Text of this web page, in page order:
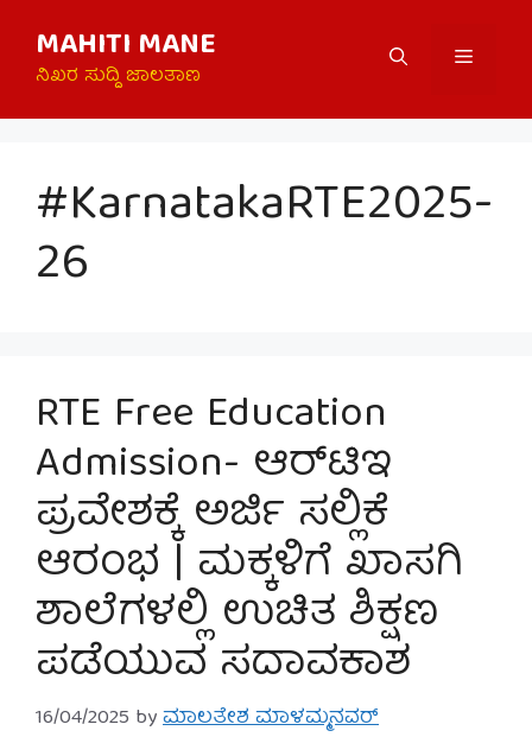
content
MAHITI MANE
ನಿಖರ ಸುದ್ದಿ ಜಾಲತಾಣ
Menu
#KarnatakaRTE2025-
26
RTE Free Education
Admission- ಆರ್‌ಟಿಇ
ಪ್ರವೇಶಕ್ಕೆ ಅರ್ಜಿ ಸಲ್ಲಿಕೆ
ಆರಂಭ | ಮಕ್ಕಳಿಗೆ ಖಾಸಗಿ
ಶಾಲೆಗಳಲ್ಲಿ ಉಚಿತ ಶಿಕ್ಷಣ
ಪಡೆಯುವ ಸದಾವಕಾಶ
16/04/2025 byಮಾಲತೇಶ ಮಾಳಮ್ಮನವರ್